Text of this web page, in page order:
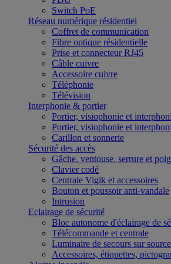
Switch PoE
Réseau numérique résidentiel
Coffret de communication
Fibre optique résidentielle
Prise et connecteur RJ45
Câble cuivre
Accessoire cuivre
Téléphonie
Télévision
Interphonie & portier
Portier, visiophonie et
Portier, visiophonie et
Carillon et sonnerie
Sécurité des accès
Gâche, ventouse, serrure et
Clavier codé
Centrale Vigik et accessoires
Bouton et poussoir anti-vandale
Intrusion
Eclairage de sécurité
Bloc autonome d'éclairage
Télécommande et centrale
Luminaire de secours sur
Accessoires, étiquettes,